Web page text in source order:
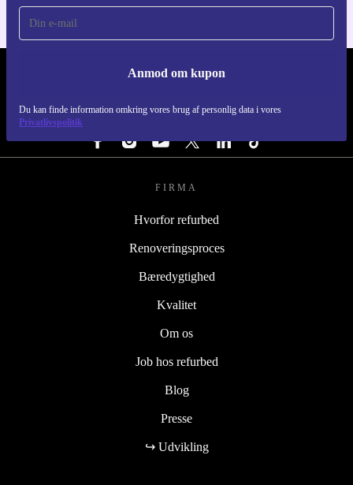
Anmod om kupon
Du kan finde information omkring vores brug af personlig data i vores
Privatlivspolitik
REFURBED DANMARK - RETHINK NEW.
FØLG OS
FIRMA
Hvorfor refurbed
Renoveringsproces
Bæredygtighed
Kvalitet
Om os
Job hos refurbed
Blog
Presse
↪ Udvikling